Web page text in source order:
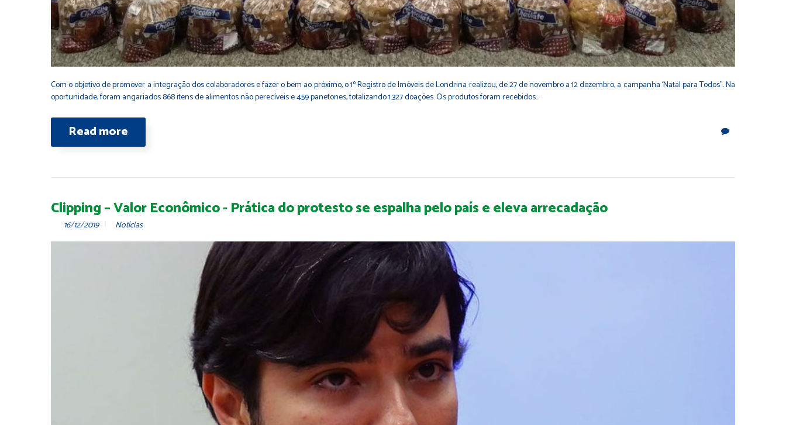
Com o objetivo de promover a integração dos colaboradores e fazer o bem ao próximo, o 1º Registro de Imóveis de Londrina realizou, de 27 de novembro a 12 dezembro, a campanha ‘Natal para Todos”. Na
oportunidade, foram angariados 868 itens de alimentos não perecíveis e 459 panetones, totalizando 1.327 doações. Os produtos foram recebidos…
Read more
Clipping – Valor Econômico - Prática do protesto se espalha pelo país e eleva arrecadação
16/12/2019 Notícias